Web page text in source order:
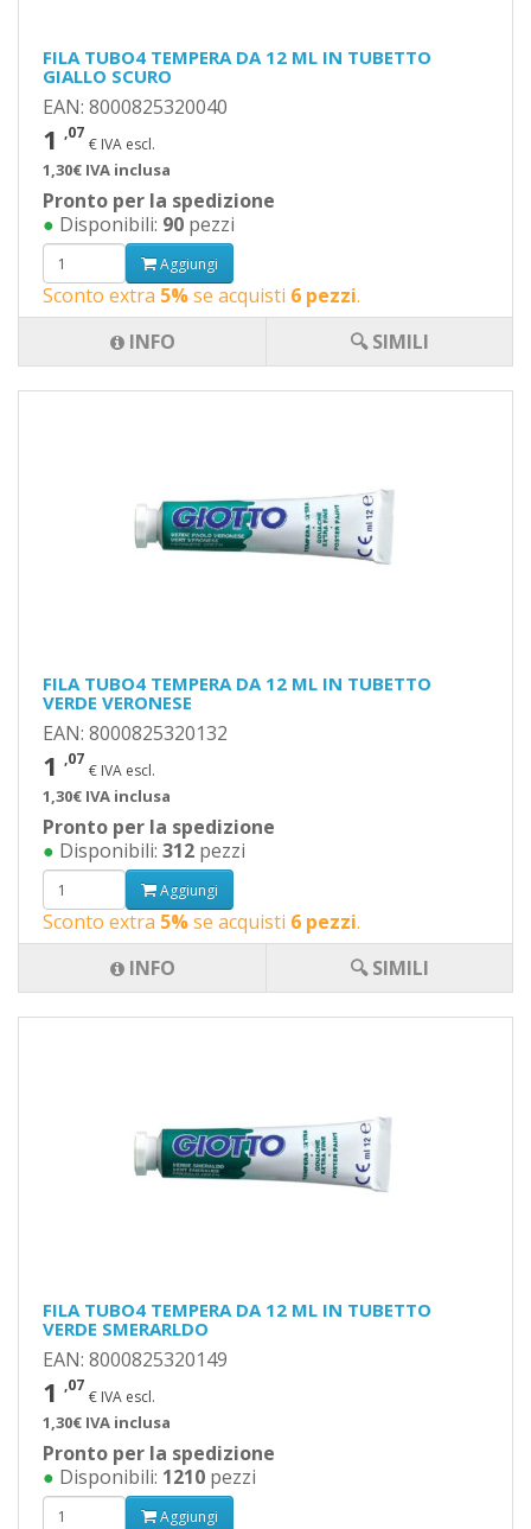
FILA TUBO4 TEMPERA DA 12 ML IN TUBETTO
GIALLO SCURO
EAN: 8000825320040
1 ,07
€ IVA escl.
1,30€ IVA inclusa
Pronto per la spedizione
● Disponibili: 90 pezzi
Aggiungi
Sconto extra 5%se acquisti 6 pezzi.
INFO
🔍 SIMILI
FILA TUBO4 TEMPERA DA 12 ML IN TUBETTO
VERDE VERONESE
EAN: 8000825320132
1 ,07
€ IVA escl.
1,30€ IVA inclusa
Pronto per la spedizione
● Disponibili: 312 pezzi
Aggiungi
Sconto extra 5%se acquisti 6 pezzi.
INFO
🔍 SIMILI
FILA TUBO4 TEMPERA DA 12 ML IN TUBETTO
VERDE SMERARLDO
EAN: 8000825320149
1 ,07
€ IVA escl.
1,30€ IVA inclusa
Pronto per la spedizione
● Disponibili: 1210 pezzi
Aggiungi